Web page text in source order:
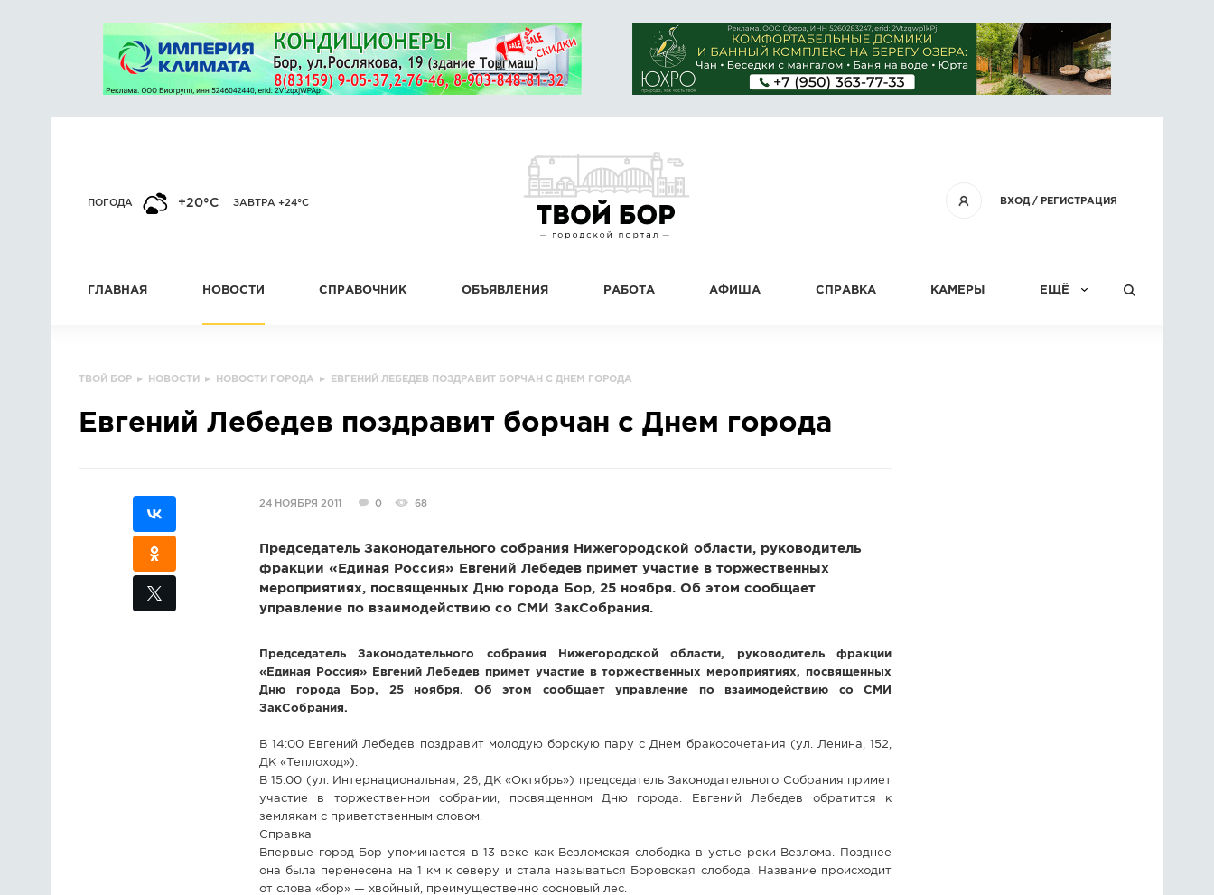
ВХОД/ РЕГИСТРАЦИЯ
ПОГОДА +20°C ЗАВТРА +24°C
ГЛАВНАЯ НОВОСТИ СПРАВОЧНИК ОБЪЯВЛЕНИЯ РАБОТА АФИША СПРАВКА КАМЕРЫ ЕЩЁ
ТВОЙ БОР ▸ НОВОСТИ ▸ НОВОСТИ ГОРОДА ▸ ЕВГЕНИЙ ЛЕБЕДЕВ ПОЗДРАВИТ БОРЧАН С ДНЕМ ГОРОДА
Евгений Лебедев поздравит борчан с Днем города
24 НОЯБРЯ 2011 0 68
Председатель Законодательного собрания Нижегородской области, руководитель
фракции «Единая Россия» Евгений Лебедев примет участие в торжественных
мероприятиях, посвященных Дню города Бор, 25 ноября. Об этом сообщает
управление по взаимодействию со СМИ ЗакСобрания.
Председатель Законодательного собрания Нижегородской области, руководитель фракции
«Единая Россия» Евгений Лебедев примет участие в торжественных мероприятиях, посвященных
Дню города Бор, 25 ноября. Об этом сообщает управление по взаимодействию со СМИ
ЗакСобрания.
В 14:00 Евгений Лебедев поздравит молодую борскую пару с Днем бракосочетания (ул. Ленина, 152,
ДК «Теплоход»).
В 15:00 (ул. Интернациональная, 26, ДК «Октябрь») председатель Законодательного Собрания примет
участие в торжественном собрании, посвященном Дню города. Евгений Лебедев обратится к
землякам с приветственным словом.
Справка
Впервые город Бор упоминается в 13 веке как Везломская слободка в устье реки Везлома. Позднее
она была перенесена на 1 км к северу и стала называться Боровская слобода. Название происходит
от слова «бор» — хвойный, преимущественно сосновый лес.